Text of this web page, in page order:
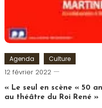
Agenda Culture
12 février 2022
Cédric
Cilia
« Le seul en scène « 50
au théâtre du Roi René »